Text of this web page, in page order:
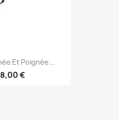
Et Poignée...
€